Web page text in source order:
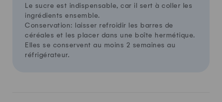
Le sucre est indispensable, car il sert à coller les
ingrédients ensemble.
Conservation: laisser refroidir les barres de
céréales et les placer dans une boîte hermétique.
Elles se conservent au moins 2 semaines au
réfrigérateur.